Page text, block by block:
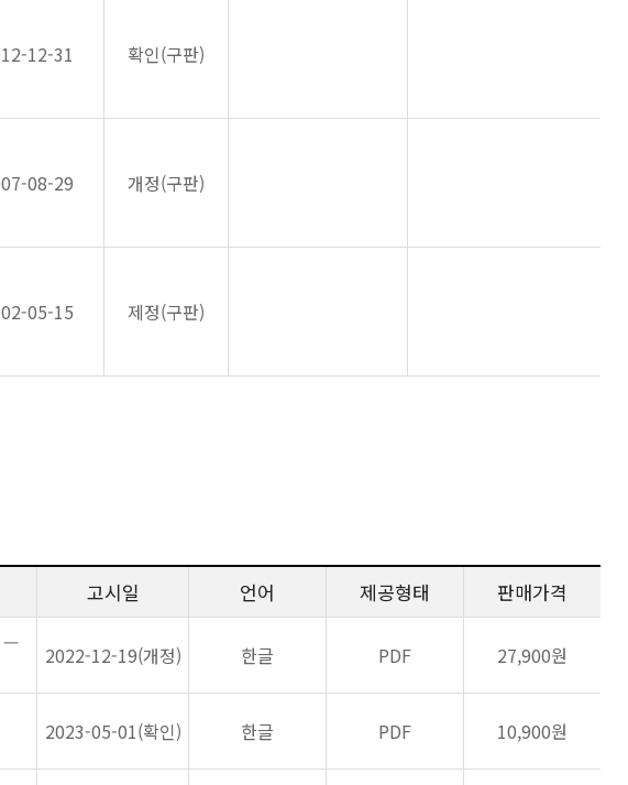
12-31 확인(구판)
08-29 개정(구판)
05-15 제정(구판)
고시일 언어 제공형태 판매가격
—
2022-12-19(개정) 한글 PDF 27,900원
2023-05-01(확인) 한글 PDF 10,900원